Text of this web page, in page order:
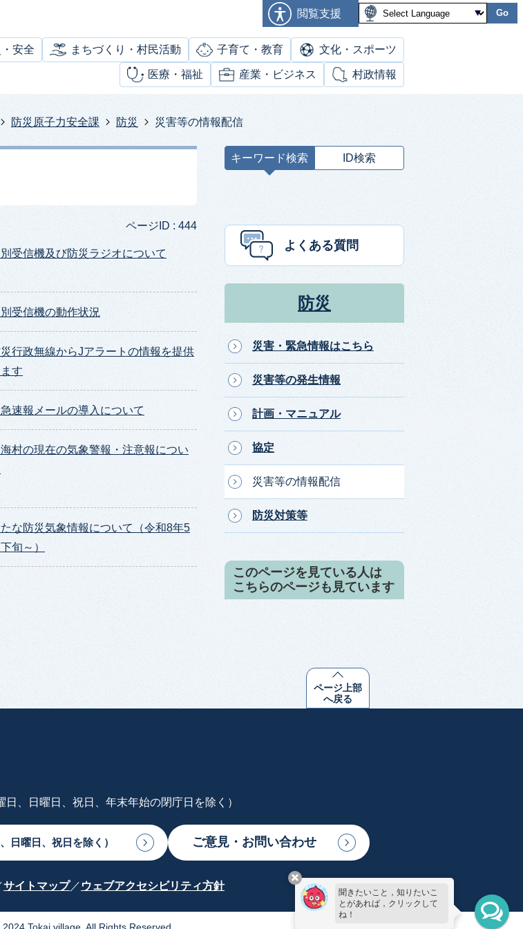
閲覧支援 Go
安全 まちづくり・村民活動 子育て・教育 文化・スポーツ
医療・福祉 産業・ビジネス 村政情報
防災原子力安全課 防災 災害等の情報配信
ページID : 444
別受信機及び防災ラジオについて
別受信機の動作状況
災行政無線からJアラートの情報を提供
す
速報メールの導入について
村の現在の気象警報・注意報につい
な防災気象情報について（令和8年5
旬～）
キーワード検索 ID検索
ー
よくある質問
防災
災害・緊急情報はこちら
災害等の発生情報
計画・マニュアル
協定
災害等の情報配信
防災対策等
このページを見ている人は
こちらのページも見ています
ページ上部
へ戻る
、日曜日、祝日、年末年始の閉庁日を除く）
、日曜日、祝日を除く） ご意見・お問い合わせ
サイトマップ ウェブアクセシビリティ方針
聞きたいこと，知りたいこ
とがあれば，クリックして
ね！